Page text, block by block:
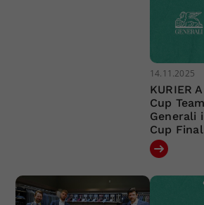
14.11.2025
KURIER
Cup
Generali
Cup